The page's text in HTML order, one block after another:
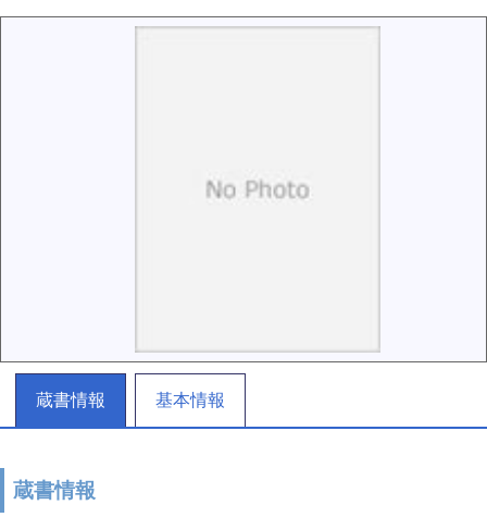
蔵書情報 基本情報
蔵書情報